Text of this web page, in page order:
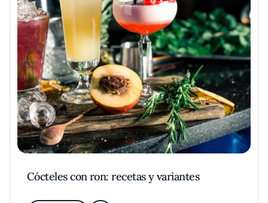
Cócteles con ron: recetas y variantes